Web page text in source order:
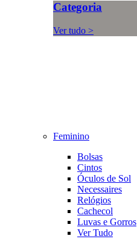
Categoria
Ver tudo >
Feminino
Bolsas
Cintos
Óculos de Sol
Necessaires
Relógios
Cachecol
Luvas e Gorros
Ver Tudo